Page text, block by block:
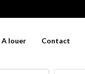
A louer Contact